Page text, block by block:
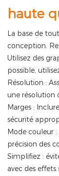
haute
La base de
conception.
Utilisez des
possible,
Résolution :
une résolution
Marges :
sécurité
Mode couleur
précision des
Simplifiez :
avec des